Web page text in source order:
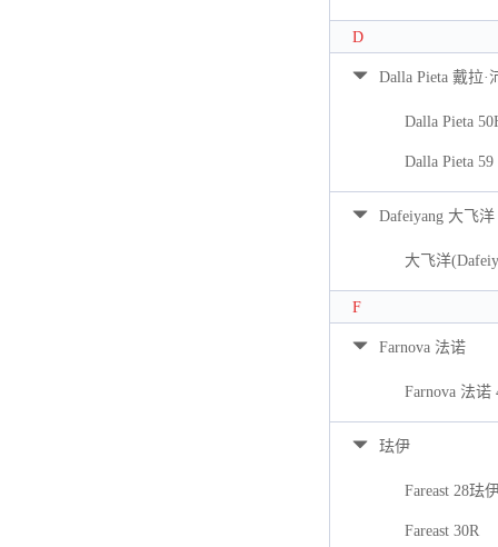
D
Dalla Pieta 戴拉·
Dalla Pieta
Dalla Pieta 59
Dafeiyang 大飞洋
大飞洋
F
Farnova 法诺
Farnova 法诺
珐伊
Fareast 28珐
Fareast 30R